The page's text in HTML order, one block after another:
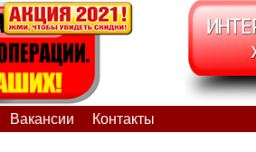
Вакансии Контакты